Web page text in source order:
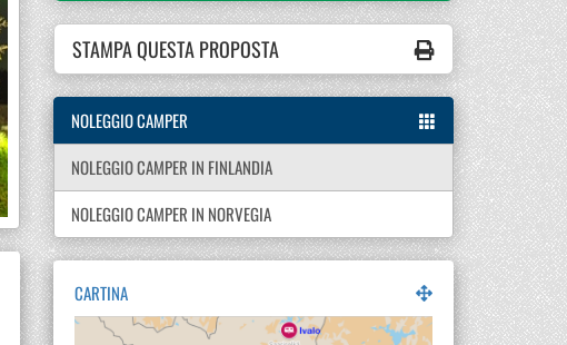
STAMPA QUESTA PROPOSTA
NOLEGGIO CAMPER
NOLEGGIO CAMPER IN FINLANDIA
NOLEGGIO CAMPER IN NORVEGIA
CARTINA